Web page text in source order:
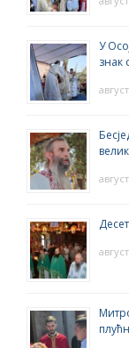
У
знак